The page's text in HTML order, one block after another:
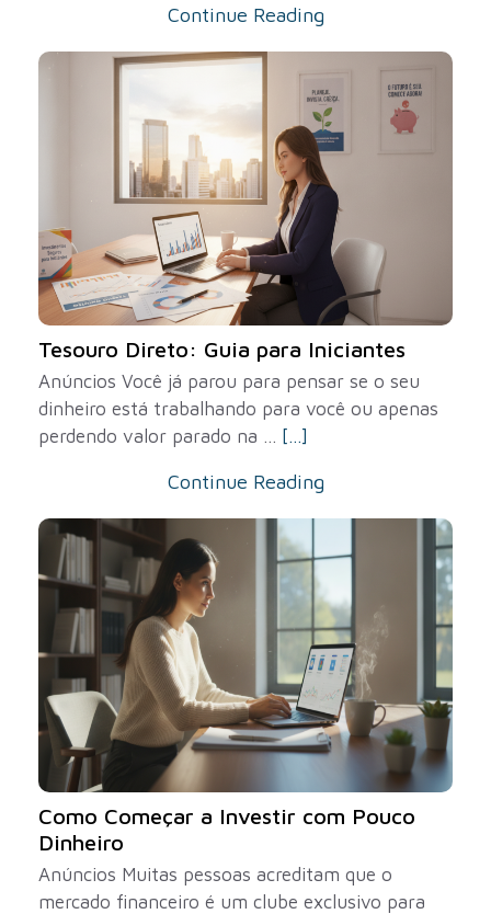
Continue Reading
Tesouro Direto: Guia para Iniciantes
Anúncios Você já parou para pensar se o seu
dinheiro está trabalhando para você ou apenas
perdendo valor parado na ... [...]
Continue Reading
Como Começar a Investir com Pouco
Dinheiro
Anúncios Muitas pessoas acreditam que o
mercado financeiro é um clube exclusivo para